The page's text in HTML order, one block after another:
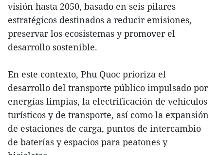
visión hasta 2050, basado en seis pilares
estratégicos destinados a reducir emisiones,
preservar los ecosistemas y promover el
desarrollo sostenible.
En este contexto, Phu Quoc prioriza el
desarrollo del transporte público impulsado por
energías limpias, la electrificación de vehículos
turísticos y de transporte, así como la expansión
de estaciones de carga, puntos de intercambio
de baterías y espacios para peatones y